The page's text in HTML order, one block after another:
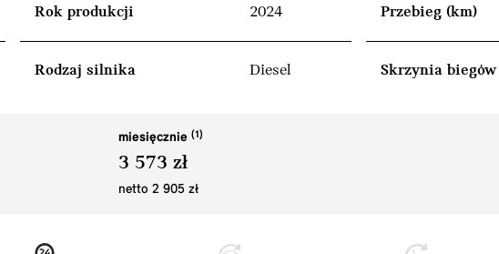
Rok produkcji 2024
Rodzaj silnika Diesel
Przebieg (km)
Skrzynia biegów
miesięcznie
3 573 zł
netto 2 905 zł